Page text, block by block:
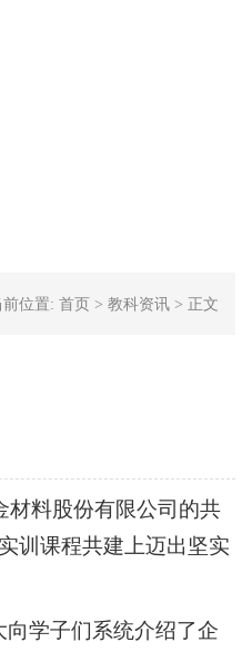
前位置: 首页 > 教科资讯 > 正文
材料股份有限公司的共
训课程共建上迈出坚实
学子们系统介绍了企